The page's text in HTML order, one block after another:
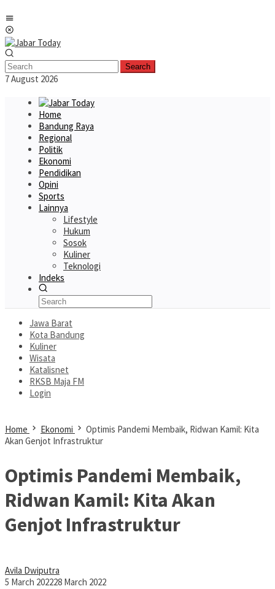
to
content
Search
7 August 2026
Home
Bandung Raya
Regional
Politik
Ekonomi
Pendidikan
Opini
Sports
Lainnya
Lifestyle
Hukum
Sosok
Kuliner
Teknologi
Indeks
Jawa Barat
Kota Bandung
Kuliner
Wisata
Katalisnet
RKSB Maja FM
Login
Home Ekonomi
Optimis Pandemi Membaik, Ridwan Kamil: Kita
Akan Genjot Infrastruktur
Optimis Pandemi Membaik,
Ridwan Kamil: Kita Akan
Genjot Infrastruktur
Avila Dwiputra
5 March 202228 March 2022